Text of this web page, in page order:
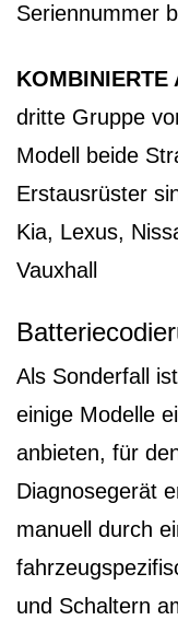
Seriennummer
KOMBINIERTE
dritte Gruppe
Modell beide
Erstausrüster
Kia, Lexus,
Vauxhall
Als Sonderfall
einige Modelle
anbieten, für
Diagnosegerät
manuell durch
und Schaltern